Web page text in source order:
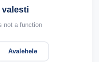
valesti
not a function
Avalehele